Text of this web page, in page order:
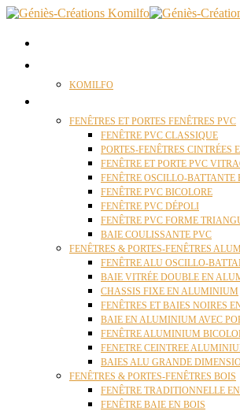
KOMILFO
FENÊTRES ET PORTES FENÊTRES PVC
FENÊTRE PVC CLASSIQUE
PORTES-FENÊTRES CINTRÉES
FENÊTRE ET PORTE PVC
FENÊTRE OSCILLO-BATTANTE
FENÊTRE PVC BICOLORE
FENÊTRE PVC DÉPOLI
FENÊTRE PVC FORME
BAIE COULISSANTE PVC
FENÊTRES & PORTES-FENÊTRES
FENÊTRE ALU OSCILLO-
BAIE VITRÉE DOUBLE EN
CHASSIS FIXE EN ALUMINIUM
FENÊTRES ET BAIES NOIRES
BAIE EN ALUMINIUM AVEC
FENÊTRE ALUMINIUM
FENETRE CEINTREE
BAIES ALU GRANDE
FENÊTRES & PORTES-FENÊTRES BOIS
FENÊTRE TRADITIONNELLE
FENÊTRE BAIE EN BOIS